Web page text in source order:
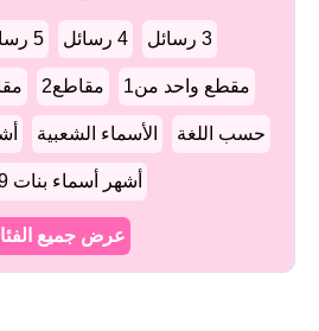
3 رسائل 4 رسائل 5 رسائل
مقطع واحد من1 مقاطع2
حسب اللغة الأسماء الشعبية
أشهر أسماء بنات 2019
عرض جميع